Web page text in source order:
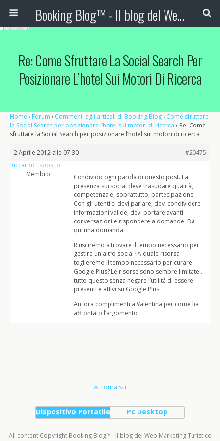
Booking Blog™ - Il blog del Web Marketing Turistico
Re: Come Sfruttare La Social Search Per
Posizionare L’hotel Sui Motori Di Ricerca
Home › Forum › Commenti agli articoli di Booking Blog› Come sfruttare
la Social Search per posizionare l’hotel sui motori di ricerca › Re: Come
sfruttare la Social Search per posizionare l’hotel sui motori di ricerca
2 Aprile 2012 alle 07:30
#20475
Riccardo Esposito
Membro
Condivido ogni parola di questo post. La
presenza sui social deve trasudare qualità,
competenza e, soprattutto, partecipazione.
Con gli utenti ci devi parlare, devi condividere
informazioni valide, devi portare avanti
conversazioni e rispondere a domande. Da
qui una domanda:
Riusciremo a trovare il tempo necessario per
gestire un altro social? A quale risorsa
toglieremo il tempo necessario per curare
Google Plus? Le risorse sono sempre limitate…
tutto questo senza negare l’utilità di essere
presenti e attivi su Google Plus.
Ancora complimenti a Valentina per come ha
affrontato l’argomento!
Torna su
Dispositivo Portatile Pc Desktop
All content Copyright Booking Blog™ - Il blog del Web Marketing Turistico